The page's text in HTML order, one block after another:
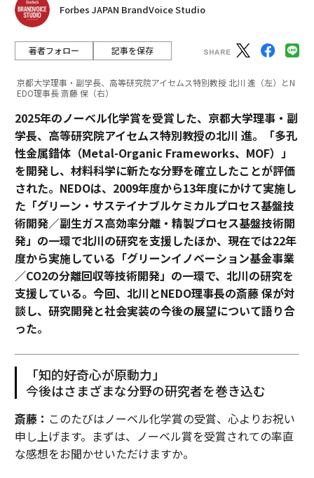
Forbes JAPAN BrandVoice Studio
著者フォロー 記事を保存
京都大学理事・副学長、高等研究院アイセムス特別教授 北川 進（左）とN
EDO理事長 斎藤 保（右）
2025年のノーベル化学賞を受賞した、京都大学理事・副
学長、高等研究院アイセムス特別教授の北川 進。「多孔
性金属錯体（Metal-Organic Frameworks、MOF）」
を開発し、材料科学に新たな分野を確立したことが評価
された。NEDOは、2009年度から13年度にかけて実施し
た「グリーン・サステイナブルケミカルプロセス基盤技
術開発／副生ガス高効率分離・精製プロセス基盤技術開
発」の一環で北川の研究を支援したほか、現在では22年
度から実施している「グリーンイノベーション基金事業
／CO2の分離回収等技術開発」の一環で、北川の研究を
支援している。今回、北川とNEDO理事長の斎藤 保が対
談し、研究開発と社会実装の今後の展望について語り合
った。
「知的好奇心が原動力」
今後はさまざまな分野の研究者を巻き込む
斎藤： このたびはノーベル化学賞の受賞、心よりお祝い
申し上げます。まずは、ノーベル賞を受賞されての率直
な感想をお聞かせいただけますか。